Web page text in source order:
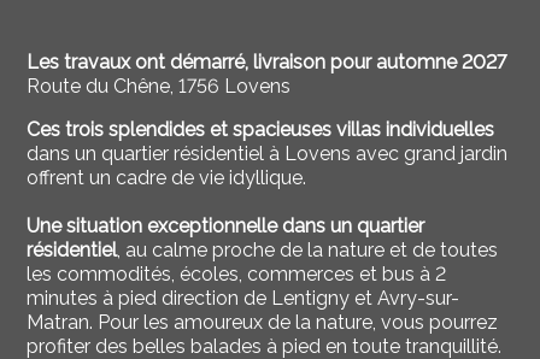
Les travaux ont démarré, livraison pour automne 2027
Route du Chêne, 1756 Lovens
Ces trois splendides et spacieuses villas individuelles
dans un quartier résidentiel à Lovens avec grand jardin
offrent un cadre de vie idyllique.
Une situation exceptionnelle dans un quartier
résidentiel, au calme proche de la nature et de toutes
les commodités, écoles, commerces et bus à2
minutes à pied direction de Lentigny et Avry-sur-
Matran. Pour les amoureux de la nature, vous pourrez
profiter des belles balades à pied en toute tranquillité.